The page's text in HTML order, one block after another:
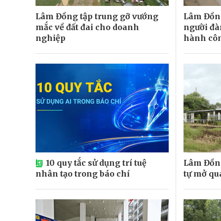
Lâm Đồng tập trung gỡ vướng
mắc về đất đai cho doanh
nghiệp
Lâm
người
hành
10 quy tắc sử dụng trí tuệ
nhân tạo trong báo chí
Lâm
tự mở